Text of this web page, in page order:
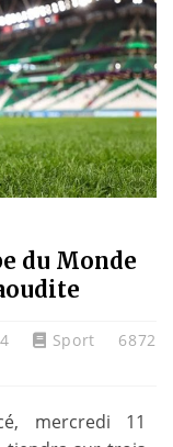
Bénin :
du Monde
Sport
6872
mercredi 11